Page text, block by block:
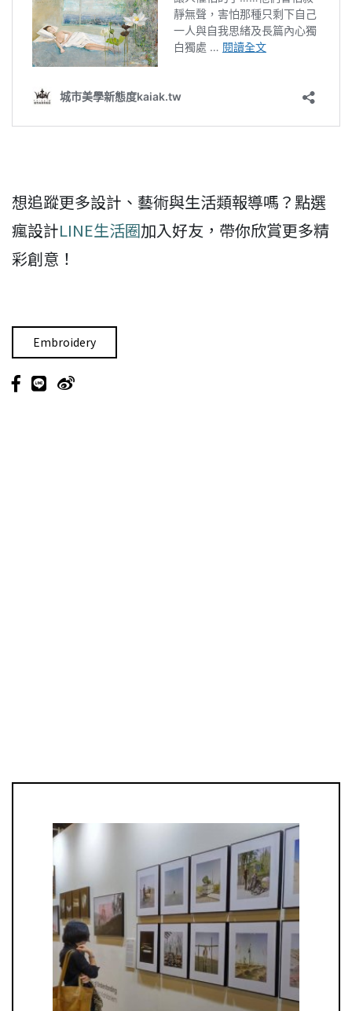
想追蹤更多設計、藝術與生活類報導嗎？點選
瘋設計LINE生活圈加入好友，帶你欣賞更多精
彩創意！
Embroidery